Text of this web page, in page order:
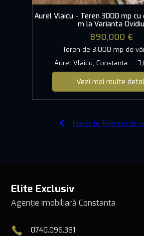
Aurel Vlaicu - Teren 3000 mp cu
m la Varianta
890,000 €
Teren de 3,000 mp de
Aurel Vlaicu, Constanta
Vezi mai multe
Înapoi la Terenuri de
Elite Exclusiv
Agenție imobiliară Constanta
0740.096.381